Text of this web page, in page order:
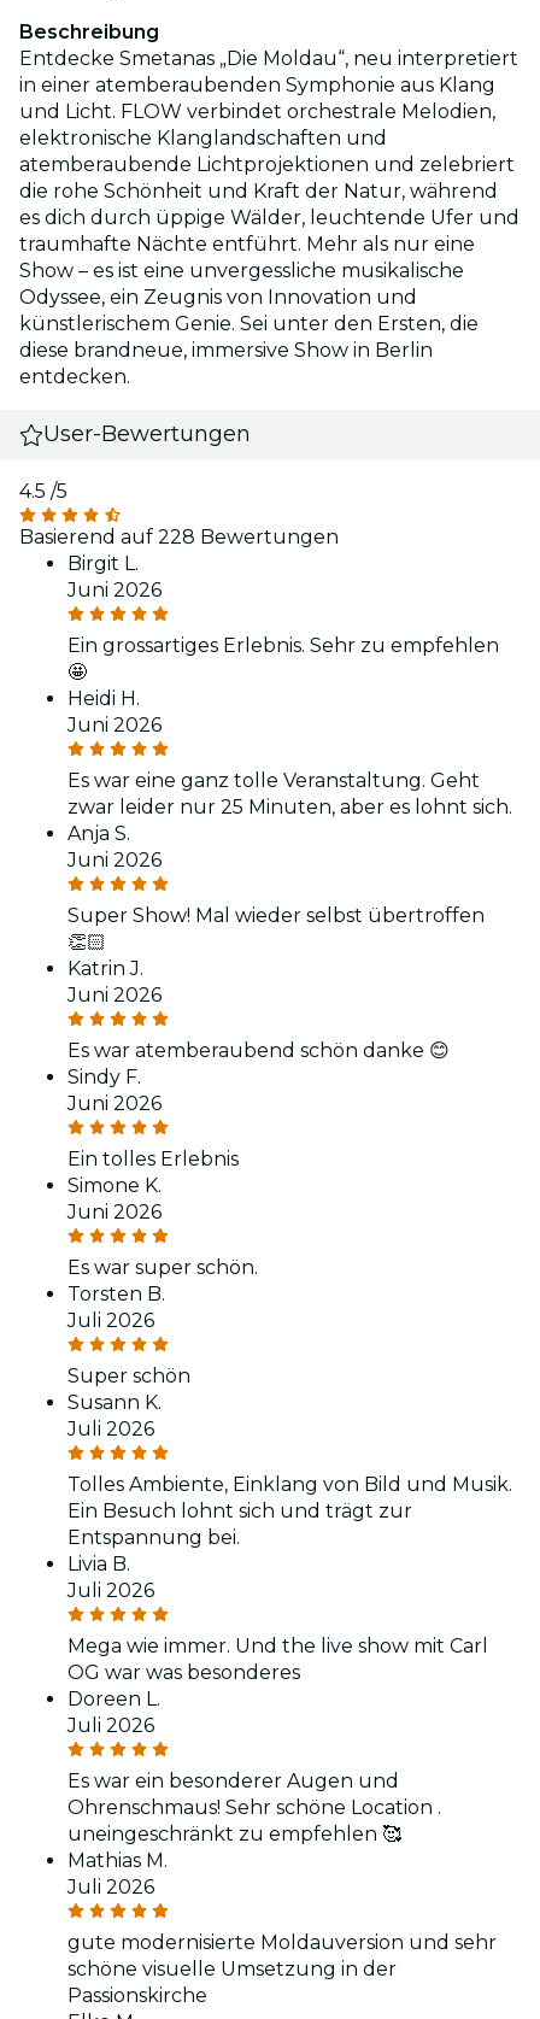
Beschreibung
Entdecke Smetanas „Die Moldau“, neu interpretiert
in einer atemberaubenden Symphonie aus Klang
und Licht. FLOW verbindet orchestrale Melodien,
elektronische Klanglandschaften und
atemberaubende Lichtprojektionen und zelebriert
die rohe Schönheit und Kraft der Natur, während
es dich durch üppige Wälder, leuchtende Ufer und
traumhafte Nächte entführt. Mehr als nur eine
Show – es ist eine unvergessliche musikalische
Odyssee, ein Zeugnis von Innovation und
künstlerischem Genie. Sei unter den Ersten, die
diese brandneue, immersive Show in Berlin
entdecken.
User-Bewertungen
4.5 /5
Basierend auf 228 Bewertungen
Birgit L.
Juni 2026
Ein grossartiges Erlebnis. Sehr zu empfehlen
🤩
Heidi H.
Juni 2026
Es war eine ganz tolle Veranstaltung. Geht
zwar leider nur 25 Minuten, aber es lohnt sich.
Anja S.
Juni 2026
Super Show! Mal wieder selbst übertroffen
👏🏻
Katrin J.
Juni 2026
Es war atemberaubend schön danke 😊
Sindy F.
Juni 2026
Ein tolles Erlebnis
Simone K.
Juni 2026
Es war super schön.
Torsten B.
Juli 2026
Super schön
Susann K.
Juli 2026
Tolles Ambiente, Einklang von Bild und Musik.
Ein Besuch lohnt sich und trägt zur
Entspannung bei.
Livia B.
Juli 2026
Mega wie immer. Und the live show mit Carl
OG war was besonderes
Doreen L.
Juli 2026
Es war ein besonderer Augen und
Ohrenschmaus! Sehr schöne Location .
uneingeschränkt zu empfehlen 🥰
Mathias M.
Juli 2026
gute modernisierte Moldauversion und sehr
schöne visuelle Umsetzung in der
Passionskirche